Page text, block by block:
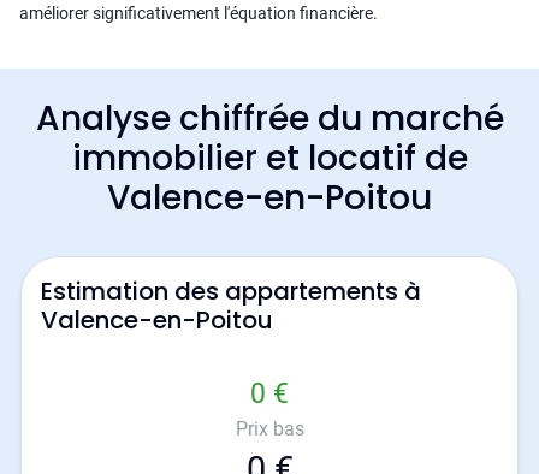
améliorer significativement l'équation financière.
Analyse chiffrée du marché
immobilier et locatif de
Valence-en-Poitou
Estimation des appartements à
Valence-en-Poitou
0 €
Prix bas